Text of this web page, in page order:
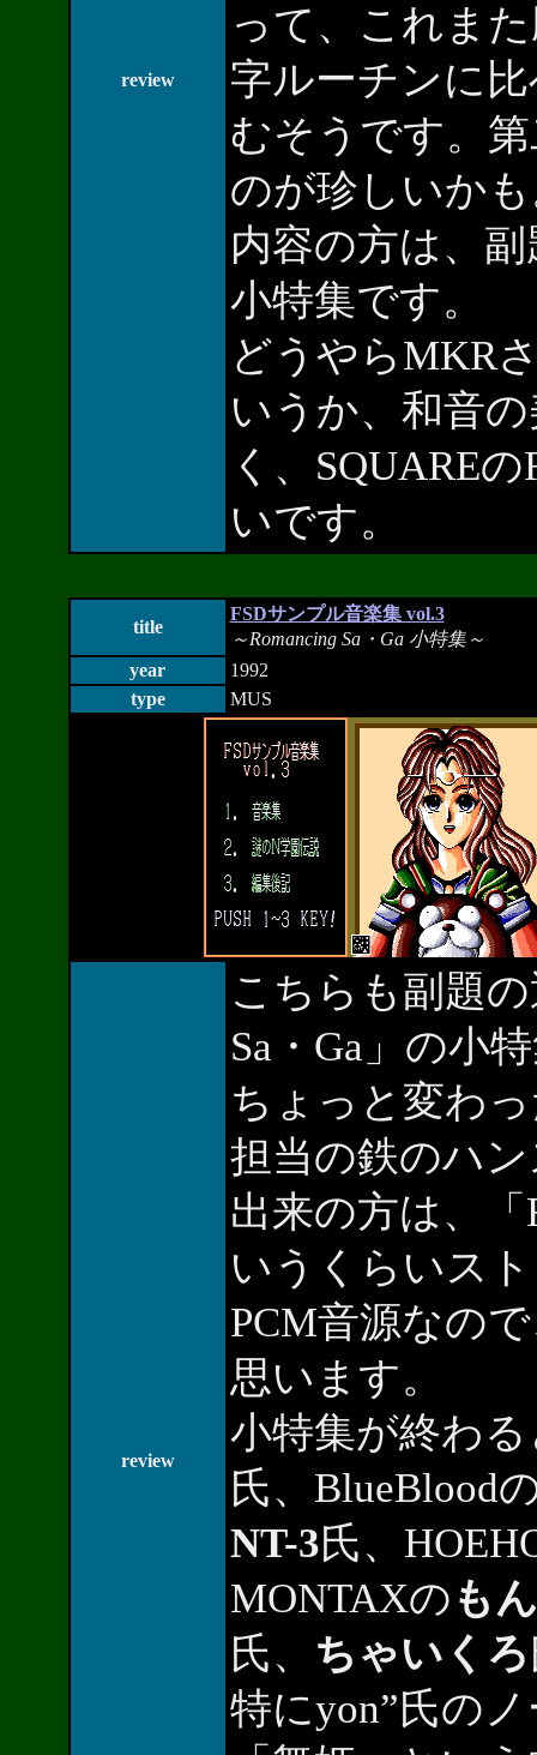
review
って、これま
字ルーチンに
むそうです。
のが珍しいか
内容の方は、副
小特集です。
どうやらMKR
いうか、和音
く、SQUARE
いです。
title
FSDサンプル音楽集 vol.3
～Romancing Sa・Ga 小特集～
year
1992
type
MUS
review
こちらも副題の
Sa・Ga」の小
ちょっと変わ
担当の鉄のハ
出来の方は、
いうくらいス
PCM音源なの
思います。
小特集が終わる
氏、BlueBlood
NT-3氏、
MONTAXの も
氏、 ちゃいくろ
特にyon”氏の